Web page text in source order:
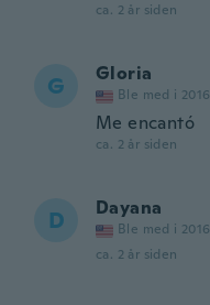
ca. 2 år siden
G Gloria
Ble med i 2016
Me encantó
ca. 2 år siden
D Dayana
Ble med i 2016
ca. 2 år siden